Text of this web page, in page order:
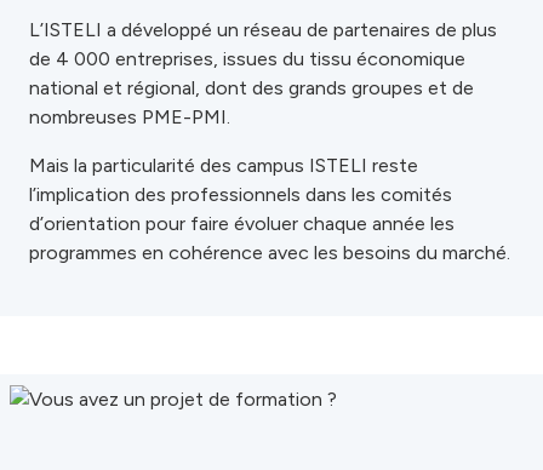
L’ISTELI a développé un réseau de partenaires de plus
de 4 000 entreprises, issues du tissu économique
national et régional, dont des grands groupes et de
nombreuses PME-PMI.
Mais la particularité des campus ISTELI reste
l’implication des professionnels dans les comités
d’orientation pour faire évoluer chaque année les
programmes en cohérence avec les besoins du marché.